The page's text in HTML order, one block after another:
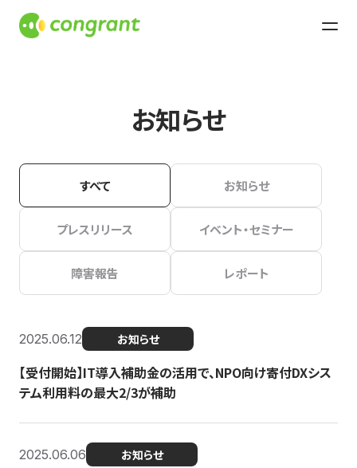
お知らせ
すべて お知らせ
プレスリリース イベント・セミナー
障害報告 レポート
2025.06.12 お知らせ
【受付開始】IT導入補助金の活用で、NPO向け寄付DXシス
テム利用料の最大2/3が補助
2025.06.06 お知らせ